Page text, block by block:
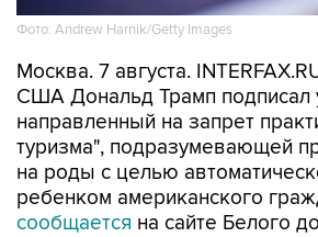
Фото: Andrew Harnik/Getty Images
Москва. 7 августа.
США Дональд Трамп подписал
направленный на запрет
туризма", подразумевающей
на роды с целью
ребенком американского
сообщается на сайте Белого